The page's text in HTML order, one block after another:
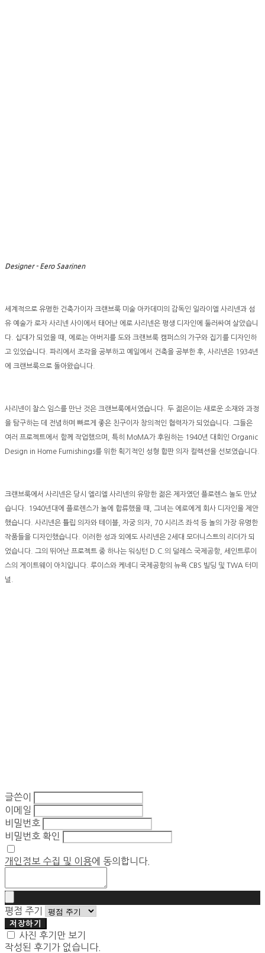
Designer - Eero Saarinen
세계적으로 유명한 건축가이자 크랜브룩 미술 아카데미의 감독인 일라이엘 사리넨과 섬
유 예술가 로자 사리넨 사이에서 태어난 에로 사리넨은 평생 디자인에 둘러싸여 살았습니
다. 십대가 되었을 때, 에로는 아버지를 도와 크랜브룩 캠퍼스의 가구와 집기를 디자인하
고 있었습니다. 파리에서 조각을 공부하고 예일에서 건축을 공부한 후, 사리넨은 1934년
에 크랜브룩으로 돌아왔습니다.
사리넨이 찰스 임스를 만난 것은 크랜브룩에서였습니다. 두 젊은이는 새로운 소재와 과정
을 탐구하는 데 전념하며 빠르게 좋은 친구이자 창의적인 협력자가 되었습니다. 그들은
여러 프로젝트에서 함께 작업했으며, 특히 MoMA가 후원하는 1940년 대회인 Organic
Design in Home Furnishings를 위한 획기적인 성형 합판 의자 컬렉션을 선보였습니다.
크랜브룩에서 사리넨은 당시 엘리엘 사리넨의 유망한 젊은 제자였던 플로렌스 놀도 만났
습니다. 1940년대에 플로렌스가 놀에 합류했을 때, 그녀는 에로에게 회사 디자인을 제안
했습니다. 사리넨은 튤립 의자와 테이블, 자궁 의자, 70 시리즈 좌석 등 놀의 가장 유명한
작품들을 디자인했습니다. 이러한 성과 외에도 사리넨은 2세대 모더니스트의 리더가 되
었습니다. 그의 뛰어난 프로젝트 중 하나는 워싱턴 D.C.의 덜레스 국제공항, 세인트루이
스의 게이트웨이 아치입니다. 루이스와 케네디 국제공항의 뉴욕 CBS 빌딩 및 TWA 터미
널.
글쓴이
이메일
비밀번호
비밀번호 확인
개인정보 수집 및 이용에 동의합니다.
평점 주기
저장하기
사진 후기만 보기
작성된 후기가 없습니다.